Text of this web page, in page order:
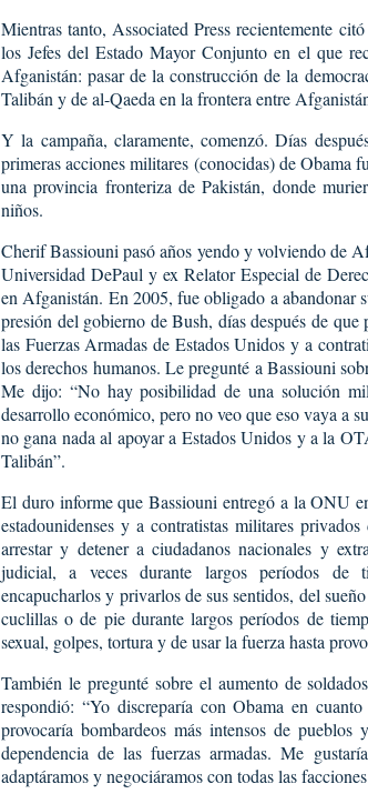
Mientras tanto, Associated Press recientemente
los Jefes del Estado Mayor Conjunto en el que
Afganistán: pasar de la construcción de la
Talibán y de al-Qaeda en la frontera entre
Y la campaña, claramente, comenzó. Días
primeras acciones militares (conocidas) de Obama
una provincia fronteriza de Pakistán, donde
niños.
Cherif Bassiouni pasó años yendo y volviendo de
Universidad DePaul y ex Relator Especial de
en Afganistán. En 2005, fue obligado a abandonar
presión del gobierno de Bush, días después de
las Fuerzas Armadas de Estados Unidos y a
los derechos humanos. Le pregunté a Bassiouni
Me dijo: “No hay posibilidad de una solución
desarrollo económico, pero no veo que eso vaya a
no gana nada al apoyar a Estados Unidos y a la
Talibán”.
El duro informe que Bassiouni entregó a la ONU
estadounidenses y a contratistas militares
arrestar y detener a ciudadanos nacionales y
judicial, a veces durante largos períodos de
encapucharlos y privarlos de sus sentidos, del
cuclillas o de pie durante largos períodos de
sexual, golpes, tortura y de usar la fuerza hasta
También le pregunté sobre el aumento de
respondió: “Yo discreparía con Obama en
provocaría bombardeos más intensos de
dependencia de las fuerzas armadas. Me
adaptáramos y negociáramos con todas las